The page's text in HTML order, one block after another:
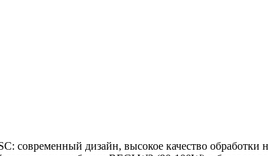
дизайн, высокое качество обработки